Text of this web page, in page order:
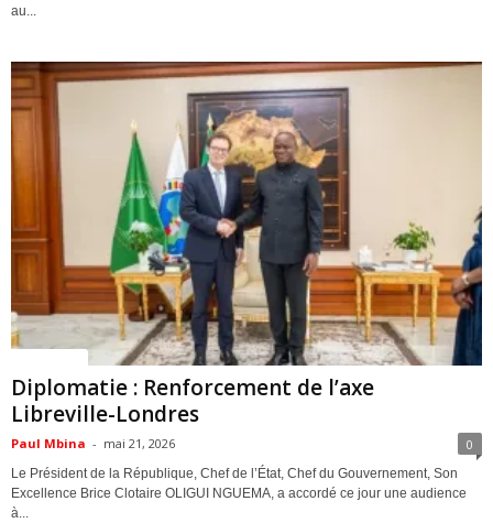
au...
Diplomatie : Renforcement de l’axe
Libreville-Londres
Paul Mbina - mai 21, 2026 0
Le Président de la République, Chef de l’État, Chef du Gouvernement, Son
Excellence Brice Clotaire OLIGUI NGUEMA, a accordé ce jour une audience
à...